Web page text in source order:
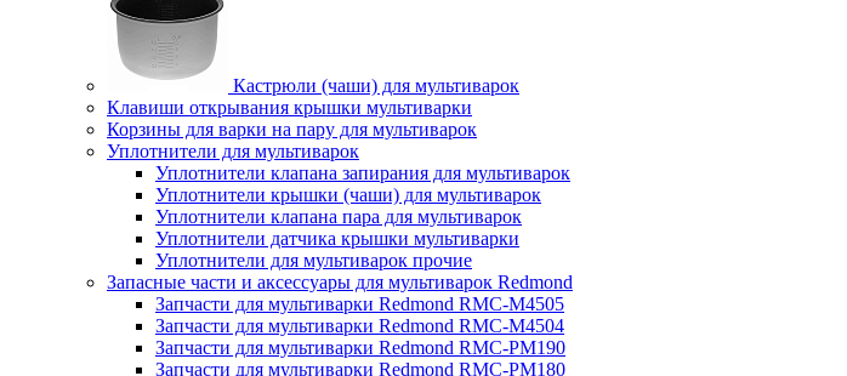
Кастрюли (чаши) для мультиварок
Клавиши открывания крышки мультиварки
Корзины для варки на пару для мультиварок
Уплотнители для мультиварок
Уплотнители клапана запирания для мультиварок
Уплотнители крышки (чаши) для мультиварок
Уплотнители клапана пара для мультиварок
Уплотнители датчика крышки мультиварки
Уплотнители для мультиварок прочие
Запасные части и аксессуары для мультиварок Redmond
Запчасти для мультиварки Redmond RMC-M4505
Запчасти для мультиварки Redmond RMC-M4504
Запчасти для мультиварки Redmond RMC-PM190
Запчасти для мультиварки Redmond RMC-PM180